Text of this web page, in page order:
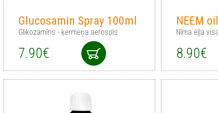
Glucosamin Spray 100ml
Glikozamīns - ķermeņa aerosols
7.90€
NEEM
Nīma eļļa
8.90€